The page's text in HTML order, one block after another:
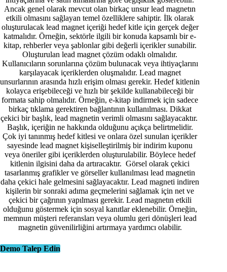
Ancak genel olarak mevcut olan birkaç unsur lead magnetın
etkili olmasını sağlayan temel özelliklere sahiptir. İlk olarak
oluşturulacak lead magnet içeriği hedef kitle için gerçek değer
katmalıdır. Örneğin, sektörle ilgili bir konuda kapsamlı bir e-
kitap, rehberler veya şablonlar gibi değerli içerikler sunabilir.
Oluşturulan lead magnet çözüm odaklı olmalıdır.
Kullanıcıların sorunlarına çözüm bulunacak veya ihtiyaçlarını
karşılayacak içeriklerden oluşmalıdır. Lead magnet
unsurlarının arasında hızlı erişim olması gerekir. Hedef kitlenin
kolayca erişebileceği ve hızlı bir şekilde kullanabileceği bir
formata sahip olmalıdır. Örneğin, e-kitap indirmek için sadece
birkaç tıklama gerektiren bağlantının kullanılması. Dikkat
çekici bir başlık, lead magnetin verimli olmasını sağlayacaktır.
Başlık, içeriğin ne hakkında olduğunu açıkça belirtmelidir.
Çok iyi tanınmış hedef kitlesi ve onlara özel sunulan içerikler
sayesinde lead magnet kişiselleştirilmiş bir indirim kuponu
veya öneriler gibi içeriklerden oluşturulabilir. Böylece hedef
kitlenin ilgisini daha da artıracaktır. Görsel olarak çekici
tasarlanmış grafikler ve görseller kullanılması lead magnetin
daha çekici hale gelmesini sağlayacaktır. Lead magneti indiren
kişilerin bir sonraki adıma geçmelerini sağlamak için net ve
çekici bir çağrının yapılması gerekir. Lead magnetın etkili
olduğunu göstermek için sosyal kanıtlar eklenebilir. Örneğin,
memnun müşteri referansları veya olumlu geri dönüşleri lead
magnetin güvenilirliğini artırmaya yardımcı olabilir.
Demo Talep Edin